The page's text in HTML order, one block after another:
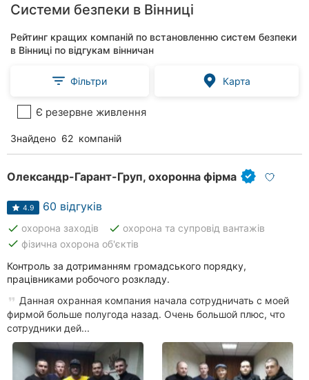
Системи безпеки в Вінниці
Рейтинг кращих компаній по встановленню систем безпеки
в Вінниці по відгукам вінничан
Фільтри Карта
Є резервне живлення
Знайдено 62 компаній
Олександр-Гарант-Груп, охоронна фірма
4.9 60 відгуків
done охорона заходів done охорона та супровід вантажів
done фізична охорона об'єктів
Контроль за дотриманням громадського порядку,
працівниками робочого розкладу.
Данная охранная компания начала сотрудничать с моей
фирмой больше полугода назад. Очень большой плюс, что
сотрудники дей...